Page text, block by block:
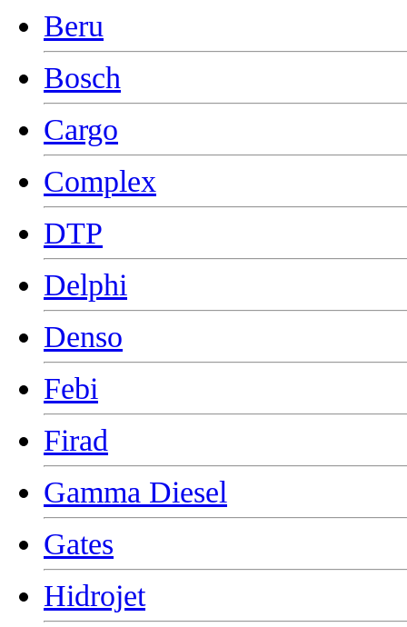
Beru
Bosch
Cargo
Complex
DTP
Delphi
Denso
Febi
Firad
Gamma Diesel
Gates
Hidrojet